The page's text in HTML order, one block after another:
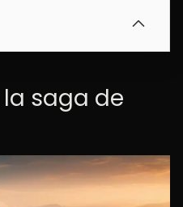
saga de